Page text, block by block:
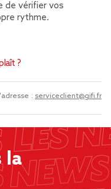
de vérifier vos
rythme.
?
: serviceclient@gifi.fr
la